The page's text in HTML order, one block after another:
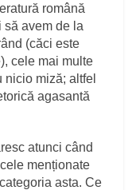
română
să avem de la
(căci este
cele mai multe
miză; altfel
agasantă
atunci când
menționate
asta. Ce